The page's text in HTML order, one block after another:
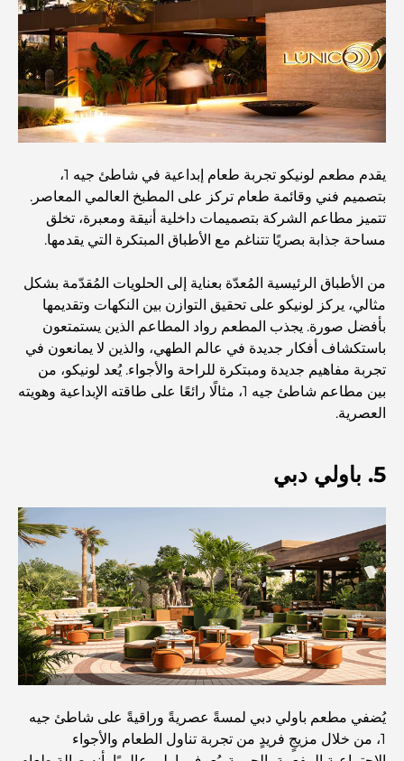
أفضل المدارس في دبي مارينا: دليل مناسب للعائلات
مطاعم في دبي هيلز: أفضل أماكن تناول الطعام في مركز متنامٍ
أفضل ملاعب الجولف للبطولات في دبي
المجتمعات السكنية المطلة على الواجهة البحرية في دبي: حياة
أفضل البنوك في دبي للمقيمين الأجانب: دليل مصرفي شامل
أفضل مطاعم شرائح اللحم في دبي: دليل لعشاق اللحوم
أفضل مراكز التسوق في دبي للتسوق والترفيه
أنشطة يمكنك القيام بها في مركز دبي المالي العالمي:
استكشف أكثر مناطق دبي حيوية
للإنفاق الذكي
يقدم مطعم لونيكو تجربة طعام إبداعية في شاطئ جيه 1،
بتصميم فني وقائمة طعام تركز على المطبخ العالمي المعاصر.
تتميز مطاعم الشركة بتصميمات داخلية أنيقة ومعبرة، تخلق
مساحة جذابة بصريًا تتناغم مع الأطباق المبتكرة التي يقدمها.
من الأطباق الرئيسية المُعدّة بعناية إلى الحلويات المُقدّمة بشكل
مثالي، يركز لونيكو على تحقيق التوازن بين النكهات وتقديمها
بأفضل صورة. يجذب المطعم رواد المطاعم الذين يستمتعون
باستكشاف أفكار جديدة في عالم الطهي، والذين لا يمانعون في
تجربة مفاهيم جديدة ومبتكرة للراحة والأجواء. يُعد لونيكو، من
بين مطاعم شاطئ جيه 1، مثالًا رائعًا على طاقته الإبداعية وهويته
العصرية.
5. باولي دبي
يُضفي مطعم باولي دبي لمسةً عصريةً وراقيةً على شاطئ جيه
1، من خلال مزيجٍ فريدٍ من تجربة تناول الطعام والأجواء